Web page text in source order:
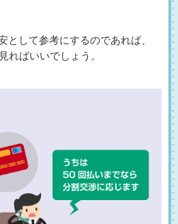
として参考にするのであれば、
ればいいでしょう。